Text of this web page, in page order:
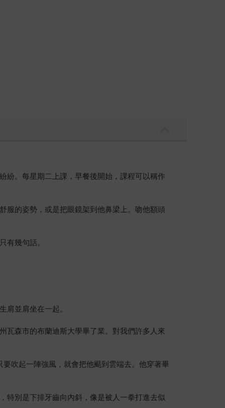
紛。每星期二上課，早餐後開始，課程可以稱作
服的姿勢，或是把眼鏡架到他鼻梁上。吻他額頭
有幾句話。
肩並肩坐在一起。
瓦森市的布蘭迪斯大學畢了業。對我們許多人來
吹起一陣強風，就會把他颳到雲端去。他穿著畢
特別是下排牙齒向內斜，像是被人一拳打進去似